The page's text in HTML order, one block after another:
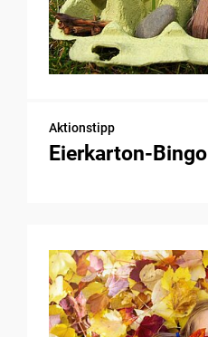
Aktionstipp
Eierkarton-Bingo